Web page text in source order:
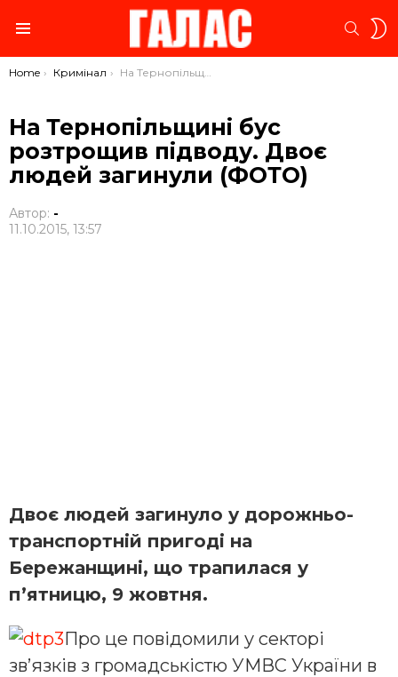
You are here:
Home Кримінал На Тернопільщині бус розтрощив підводу. Двоє людей загинули (ФОТО)
На Тернопільщині бус
розтрощив підводу. Двоє
людей загинули (ФОТО)
Автор: -
11.10.2015, 13:57
Двоє людей загинуло у дорожньо-
транспортній пригоді на
Бережанщині, що трапилася у
п’ятницю, 9 жовтня.
Про це повідомили у секторі
зв’язків з громадськістю УМВС України в